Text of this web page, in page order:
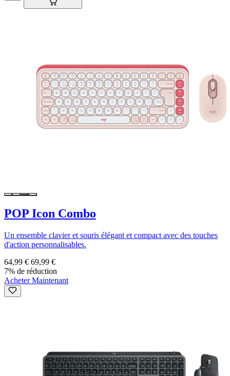
POP Icon Combo
Un ensemble clavier et souris élégant et compact avec des touches
d'action personnalisables.
64,99 € 69,99 €
7% de réduction
Acheter Maintenant